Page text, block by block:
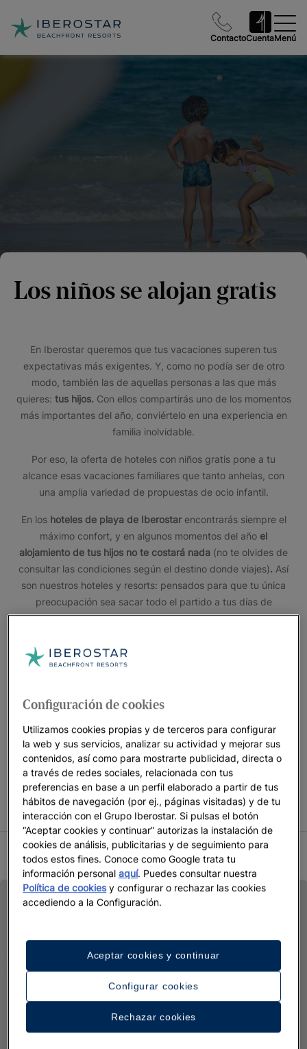
ContactoCuentaMenú
Los niños se alojan gratis
En Iberostar queremos que tus vacaciones superen tus
expectativas más exigentes. Y, como no podía ser de otro
modo, también las de aquellas personas a las que más
quieres: tus hijos. Con ellos compartirás uno de los momentos
más importantes del año, conviértelo en una experiencia en
familia inolvidable.
Por eso, la oferta de hoteles con niños gratis pone a tu
alcance esas vacaciones familiares que tanto anhelas, con
una amplia variedad de propuestas de ocio infantil.
En los hoteles de playa de Iberostarencontrarás siempre el
máximo confort, y en algunos momentos del año el
alojamiento de tus hijos no te costará nada (no te olvides de
consultar las condiciones según el destino donde viajes). Así
son nuestros hoteles y resorts: pensados para que tu única
preocupación sea sacar todo el partido a tus días de
descanso en familia.
Prepárate para descubrir todos los hoteles familiares en
primera línea de playa, así como todas las ventajas que te
CONDICIONES CAMPAÑA ESTANCIA DE NIÑOS GRATIS
Niños acompañados de 2 adultos con estancia gratis solo en
habitaciones seleccionadas. Promoción sujeta a disponibilidad
en las fechas indicadas. Iberostar se reserva el derecho a
modificar o cancelar parte o el total de la promoción.
CONDICIONES VERANO 2026
Configuración de cookies
Utilizamos cookies propias y de terceros para configurar
la web y sus servicios, analizar su actividad y mejorar sus
contenidos, así como para mostrarte publicidad, directa o
a través de redes sociales, relacionada con tus
preferencias en base a un perfil elaborado a partir de tus
hábitos de navegación (por ej., páginas visitadas) y de tu
interacción con el Grupo Iberostar. Si pulsas el botón
“Aceptar cookies y continuar” autorizas la instalación de
cookies de análisis, publicitarias y de seguimiento para
todos estos fines. Conoce como Google trata tu
información personalaquí. Puedes consultar nuestra
Política de cookiesy configurar o rechazar las cookies
accediendo a la Configuración.
Configurar cookies
Rechazar cookies
Aceptar cookies y continuar